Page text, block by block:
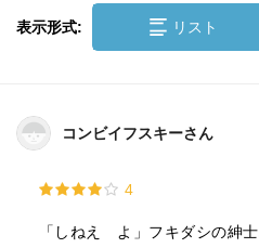
表示形式: リスト
コンビイフスキーさん
4
「しねえ よ」フキダシの紳